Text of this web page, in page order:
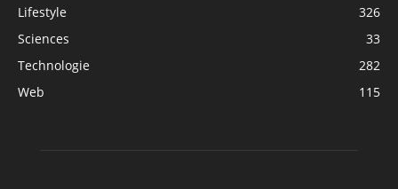
Lifestyle
326
Sciences
33
Technologie
282
Web
115